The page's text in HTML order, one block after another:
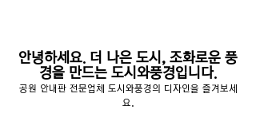
안녕하세요. 더 나은 도시, 조화로운 풍
경을 만드는 도시와풍경입니다.
공원 안내판 전문업체 도시와풍경의 디자인을 즐겨보세
요.